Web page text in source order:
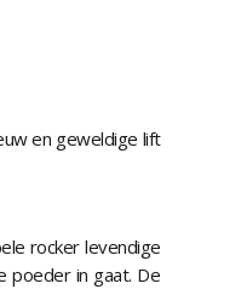
en geweldige lift
rocker levendige
poeder in gaat. De